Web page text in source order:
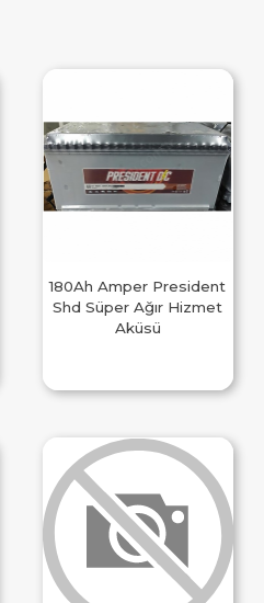
180Ah Amper President
Shd Süper Ağır Hizmet
Aküsü